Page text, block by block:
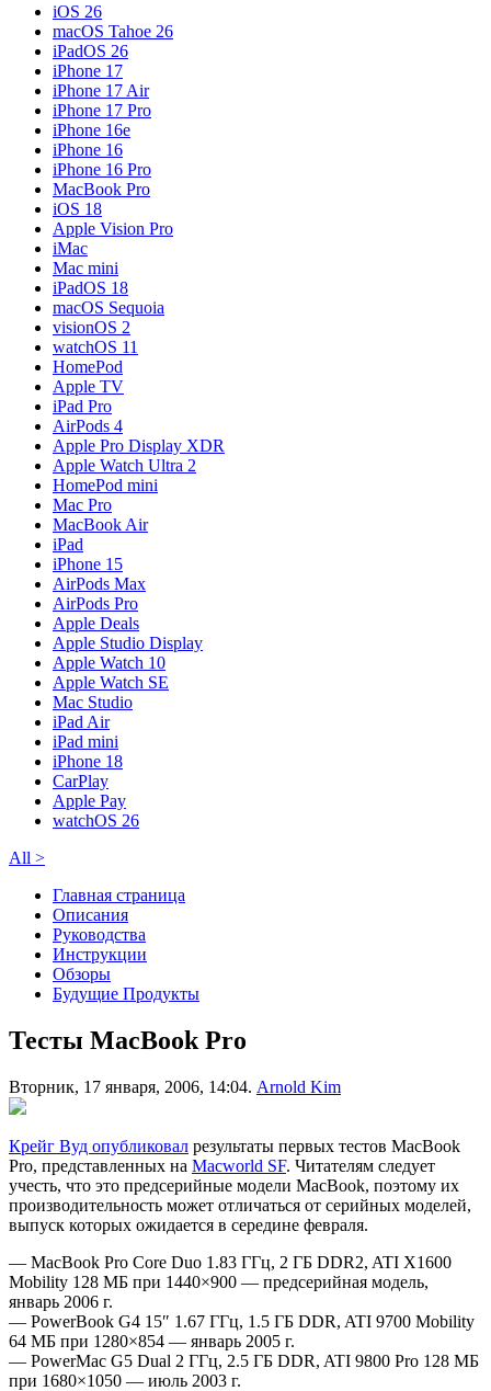
iOS 26
macOS Tahoe 26
iPadOS 26
iPhone 17
iPhone 17 Air
iPhone 17 Pro
iPhone 16e
iPhone 16
iPhone 16 Pro
MacBook Pro
iOS 18
Apple Vision Pro
iMac
Mac mini
iPadOS 18
macOS Sequoia
visionOS 2
watchOS 11
HomePod
Apple TV
iPad Pro
AirPods 4
Apple Pro Display XDR
Apple Watch Ultra 2
HomePod mini
Mac Pro
MacBook Air
iPad
iPhone 15
AirPods Max
AirPods Pro
Apple Deals
Apple Studio Display
Apple Watch 10
Apple Watch SE
Mac Studio
iPad Air
iPad mini
iPhone 18
CarPlay
Apple Pay
watchOS 26
All >
Главная страница
Описания
Руководства
Инструкции
Обзоры
Будущие Продукты
Тесты MacBook Pro
Вторник, 17 января, 2006, 14:04. Arnold Kim
Крейг Вуд опубликовал результаты первых тестов MacBook
Pro, представленных на Macworld SF. Читателям следует
учесть, что это предсерийные модели MacBook, поэтому их
производительность может отличаться от серийных моделей,
выпуск которых ожидается в середине февраля.
— MacBook Pro Core Duo 1.83 ГГц, 2 ГБ DDR2, ATI X1600
Mobility 128 МБ при 1440×900 — предсерийная модель,
январь 2006 г.
— PowerBook G4 15″ 1.67 ГГц, 1.5 ГБ DDR, ATI 9700 Mobility
64 МБ при 1280×854 — январь 2005 г.
— PowerMac G5 Dual 2 ГГц, 2.5 ГБ DDR, ATI 9800 Pro 128 МБ
при 1680×1050 — июль 2003 г.